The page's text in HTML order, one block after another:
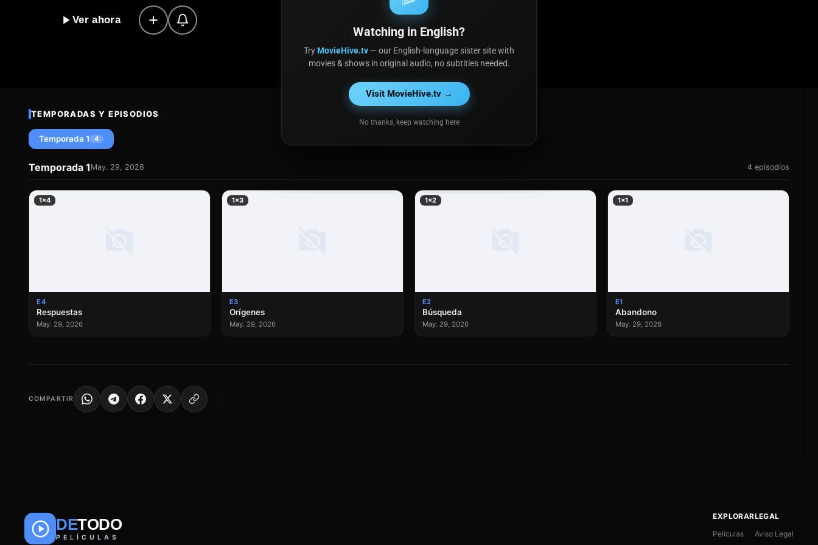
descubriremos la historia de estos niños, que fueron abandonados en una estación de tren y
que nunca supieron quiénes eran sus padres. Un enigma que sigue sin resolver, que nos lleva a
cuestionar la verdad y a buscar respuestas en un mundo de suspense y crimen. La serie nos
ofrece un viaje al pasado, a la Barcelona de los años 80, y nos muestra cómo dos pedagogos
barceloneses se convirtieron en los padres adoptivos de estos pequeños, criándolos con amor
y dedicación. Un documental que nos hace reflexionar sobre la condición humana, la identidad y
Ver ahora
TEMPORADAS Y EPISODIOS
Temporada 1 4
Temporada 1 May. 29, 2026 4 episodios
1×4
E4
Respuestas
May. 29, 2026
1×3
E3
Orígenes
May. 29, 2026
1×2
E2
Búsqueda
May. 29, 2026
1×1
E1
Abandono
May. 29, 2026
COMPARTIR
DETODO
PELÍCULAS
EXPLORAR
Películas
LEGAL
Aviso Legal
Watching in English?
TryMovieHive.tv — our English-language sister site with
movies & shows in original audio, no subtitles needed.
Visit MovieHive.tv →
No thanks, keep watching here